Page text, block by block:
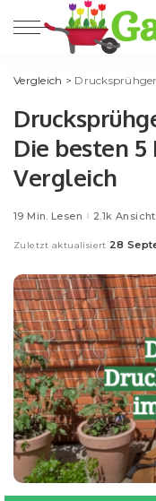
Vergleich > Drucksprühgerät
Die besten
Vergleich
19 Min. Lesen 2.1k
Zuletzt aktualisiert 28